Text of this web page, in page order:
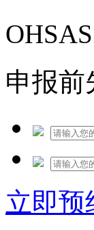
申报前
立即预